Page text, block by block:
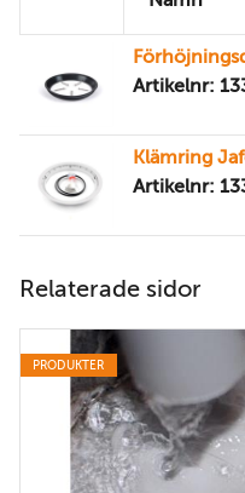
Artikelnr:
Klämring
Artikelnr:
Relaterade sidor
PRODUKTER